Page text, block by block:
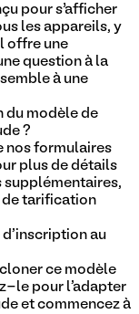
pour s’afficher
les appareils, y
offre une
question à la
à une
du modèle de
?
nos formulaires
plus de détails
supplémentaires,
de tarification
d'inscription au
ce modèle
le pour l'adapter
et commencez à